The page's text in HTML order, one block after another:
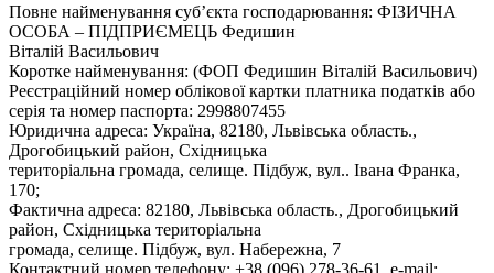
Повне найменування суб’єкта господарювання: ФІЗИЧНА
ОСОБА – ПІДПРИЄМЕЦЬ Федишин
Віталій Васильович
Коротке найменування: (ФОП Федишин Віталій Васильович)
Реєстраційний номер облікової картки платника податків або
серія та номер паспорта: 2998807455
Юридична адреса: Україна, 82180, Львівська область.,
Дрогобицький район, Східницька
територіальна громада, селище. Підбуж, вул.. Івана Франка,
170;
Фактична адреса: 82180, Львівська область., Дрогобицький
район, Східницька територіальна
громада, селище. Підбуж, вул. Набережна, 7
Контактний номер телефону: +38 (096) 278-36-61, e-mail: